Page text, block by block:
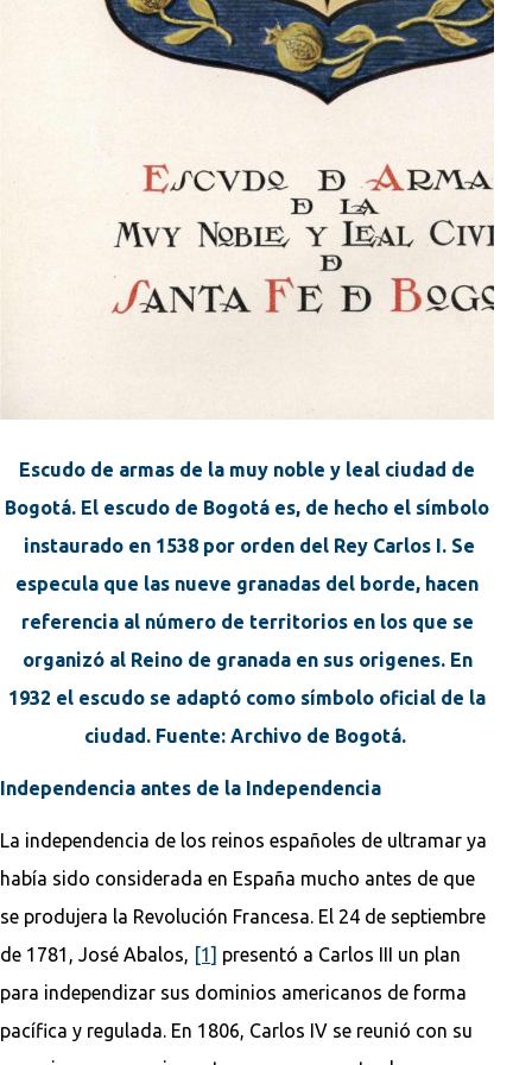
Escudo de armas de la muy noble y leal ciudad de
Bogotá. El escudo de Bogotá es, de hecho el símbolo
instaurado en 1538 por orden del Rey Carlos I. Se
especula que las nueve granadas del borde, hacen
referencia al número de territorios en los que se
organizó al Reino de granada en sus origenes. En
1932 el escudo se adaptó como símbolo oficial de la
ciudad. Fuente: Archivo de Bogotá.
Independencia antes de la Independencia
La independencia de los reinos españoles de ultramar ya
había sido considerada en España mucho antes de que
se produjera la Revolución Francesa. El 24 de septiembre
de 1781, José Abalos, [1] presentó a Carlos III un plan
para independizar sus dominios americanos de forma
pacífica y regulada. En 1806, Carlos IV se reunió con su